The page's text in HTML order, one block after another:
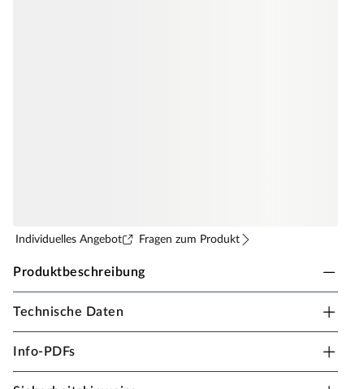
Individuelles Angebot Fragen zum Produkt
Produktbeschreibung
BASICfloor Laminat Lifestyle Trend Bellemont Oak
honey brown Landhausdiele
Technische Daten
Info-PDFs